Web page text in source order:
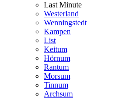
Last Minute
Westerland
Wenningstedt
Kampen
List
Keitum
Hörnum
Rantum
Morsum
Tinnum
Archsum